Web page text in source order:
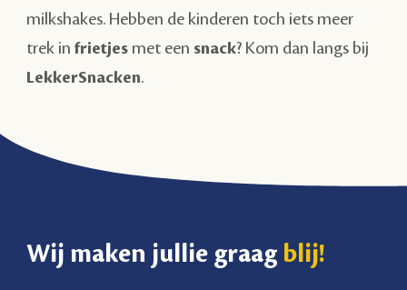
milkshakes. Hebben de kinderen toch iets meer
trek infrietjes met een snack? Kom dan langs bij
LekkerSnacken.
Wij maken jullie graag blij!